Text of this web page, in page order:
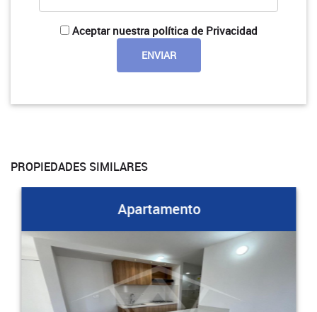
Aceptar nuestra política de Privacidad
PROPIEDADES SIMILARES
Apartamento